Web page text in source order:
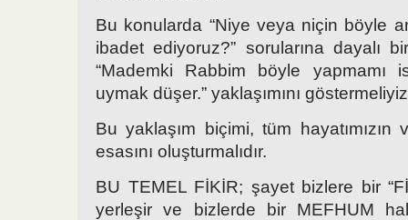
Bu konularda “Niye veya niçin böyle
ibadet ediyoruz?” sorularına dayalı
“Mademki Rabbim böyle yapmamı
uymak düşer.” yaklaşımını
Bu yaklaşım biçimi, tüm hayatımızın
esasını oluşturmalıdır.
BU TEMEL FİKİR; şayet bizlere bir
yerleşir ve bizlerde bir MEFHUM